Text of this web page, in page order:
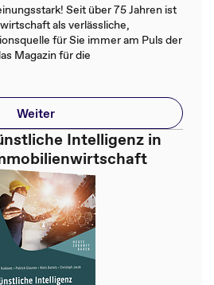
Seit über 75 Jahren ist
als verlässliche,
für Sie immer am Puls der
Magazin für die
Weiter
Intelligenz in